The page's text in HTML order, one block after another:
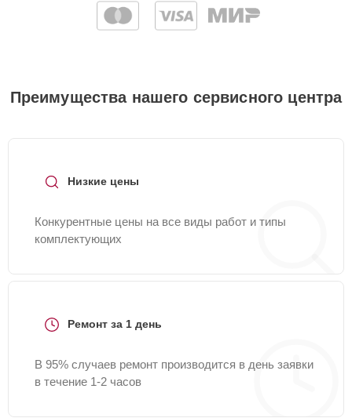
Преимущества нашего сервисного центра
Низкие цены
Конкурентные цены на все виды работ и типы
комплектующих
Ремонт за 1 день
В 95% случаев ремонт производится в день заявки
в течение 1-2 часов